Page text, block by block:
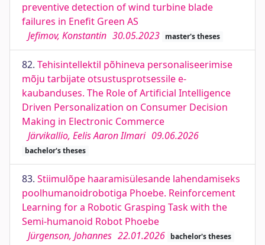
preventive detection of wind turbine blade
failures in Enefit Green AS
Jefimov, Konstantin 30.05.2023 master's theses
82. Tehisintellektil põhineva personaliseerimise
mõju tarbijate otsustusprotsessile e-
kaubanduses. The Role of Artificial Intelligence
Driven Personalization on Consumer Decision
Making in Electronic Commerce
Järvikallio, Eelis Aaron Ilmari 09.06.2026
bachelor's theses
83. Stiimulõpe haaramisülesande lahendamiseks
poolhumanoidrobotiga Phoebe. Reinforcement
Learning for a Robotic Grasping Task with the
Semi-humanoid Robot Phoebe
Jürgenson, Johannes 22.01.2026 bachelor's theses